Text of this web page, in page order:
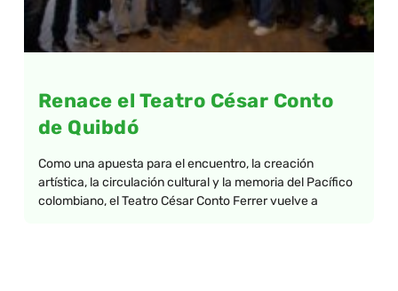
Renace el Teatro César Conto
de Quibdó
Como una apuesta para el encuentro, la creación
artística, la circulación cultural y la memoria del Pacífico
colombiano, el Teatro César Conto Ferrer vuelve a